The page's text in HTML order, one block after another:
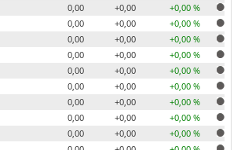
0,00
+0,00
+0,00 %
0,00
+0,00
+0,00 %
0,00
+0,00
+0,00 %
0,00
+0,00
+0,00 %
0,00
+0,00
+0,00 %
0,00
+0,00
+0,00 %
0,00
+0,00
+0,00 %
0,00
+0,00
+0,00 %
0,00
+0,00
+0,00 %